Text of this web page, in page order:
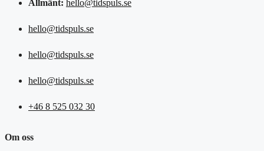
Allmänt: hello@tidspuls.se
hello@tidspuls.se
hello@tidspuls.se
hello@tidspuls.se
+46 8 525 032 30
Om oss